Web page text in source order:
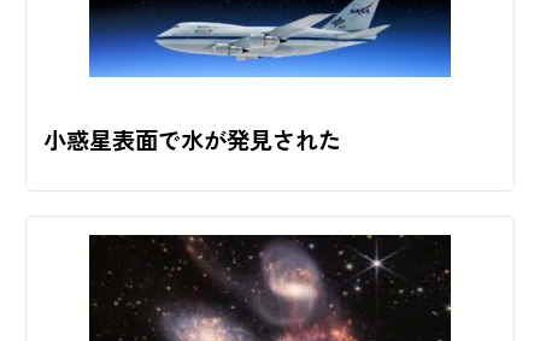
小惑星表面で水が発見された